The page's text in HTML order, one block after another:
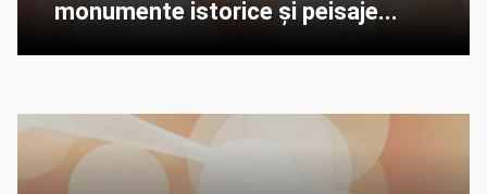
monumente istorice și peisaje...